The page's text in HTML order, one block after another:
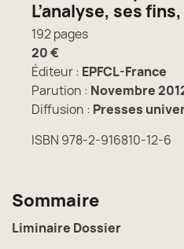
L’analyse, ses
192 pages
20 €
Éditeur : EPFCL-France
Parution : Novembre
Diffusion : Presses
ISBN 978-2-916810-12-6
Sommaire
Liminaire Dossier